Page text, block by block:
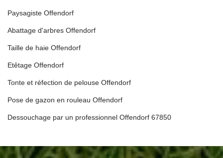
Paysagiste Offendorf
Abattage d'arbres Offendorf
Taille de haie Offendorf
Etêtage Offendorf
Tonte et réfection de pelouse Offendorf
Pose de gazon en rouleau Offendorf
Dessouchage par un professionnel Offendorf 67850